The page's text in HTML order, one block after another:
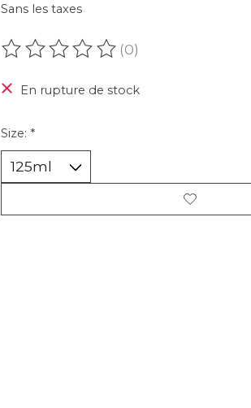
Sans les taxes
Ce produit est évalué à
(0)
En rupture de stock
Size: *